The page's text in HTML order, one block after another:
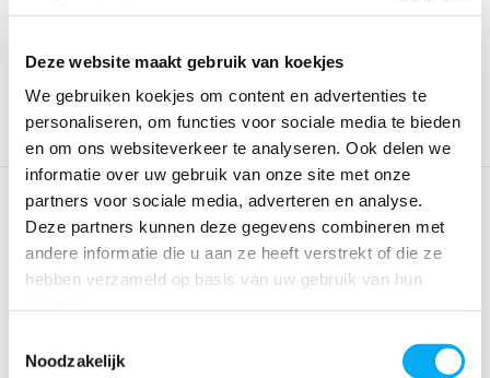
Deze website maakt gebruik van koekjes
We gebruiken koekjes om content en advertenties te
personaliseren, om functies voor sociale media te bieden
en om ons websiteverkeer te analyseren. Ook delen we
informatie over uw gebruik van onze site met onze
partners voor sociale media, adverteren en analyse.
Deze partners kunnen deze gegevens combineren met
andere informatie die u aan ze heeft verstrekt of die ze
hebben verzameld op basis van uw gebruik van hun
Noodzakelijk
Klik voor voorraad info
Klik voor voorraad info